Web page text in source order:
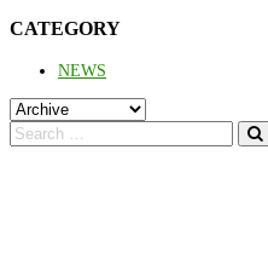
CATEGORY
NEWS